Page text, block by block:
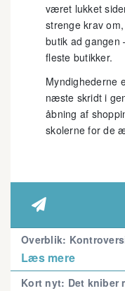
været lukket
strenge krav
butik ad gangen
fleste butikker.
Myndighederne
næste skridt i
åbning af
skolerne for de

Overblik:
Læs mere
Kort nyt: Det kniber